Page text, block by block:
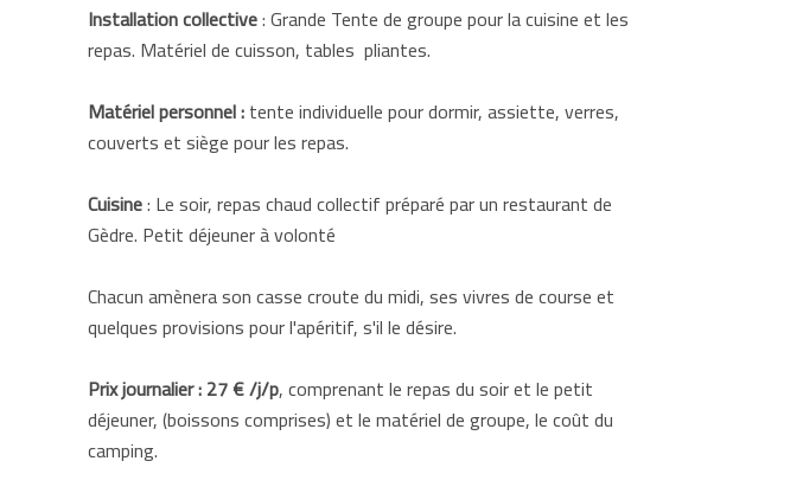
Installation collective: Grande Tente de groupe pour la cuisine et les
repas. Matériel de cuisson, tables pliantes.
Matériel personnel :tente individuelle pour dormir, assiette, verres,
couverts et siège pour les repas.
Cuisine: Le soir, repas chaud collectif préparé par un restaurant de
Gèdre. Petit déjeuner à volonté
Chacun amènera son casse croute du midi, ses vivres de course et
quelques provisions pour l'apéritif, s'il le désire.
Prix journalier : 27 € /j/p, comprenant le repas du soir et le petit
déjeuner, (boissons comprises) et le matériel de groupe, le coût du
camping.